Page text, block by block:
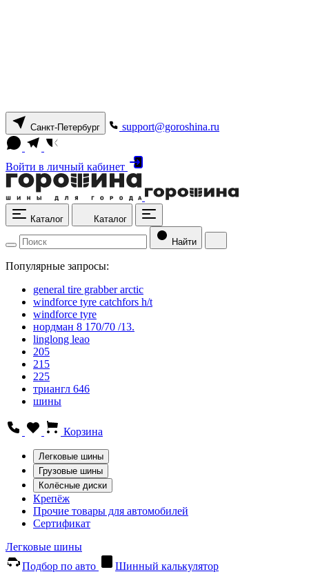
Санкт-Петербург support@goroshina.ru
Войти в личный кабинет
Каталог Каталог
Найти
Популярные запросы:
general tire grabber arctic
windforce tyre catchfors h/t
windforce tyre
нордман 8 170/70 /13.
linglong leao
205
215
225
триангл 646
шины
Корзина
Легковые шины
Грузовые шины
Колёсные диски
Крепёж
Прочие товары для автомобилей
Сертификат
Легковые шины
Подбор по авто
Шинный калькулятор